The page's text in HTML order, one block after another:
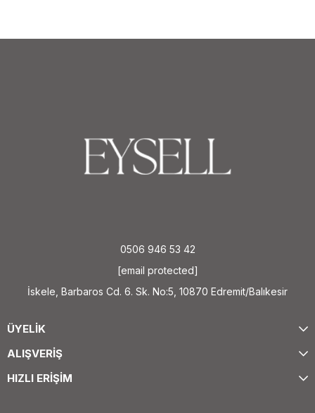
0506 946 53 42
[email protected]
İskele, Barbaros Cd. 6. Sk. No:5, 10870 Edremit/Balıkesir
ÜYELİK
ALIŞVERİŞ
HIZLI ERİŞİM